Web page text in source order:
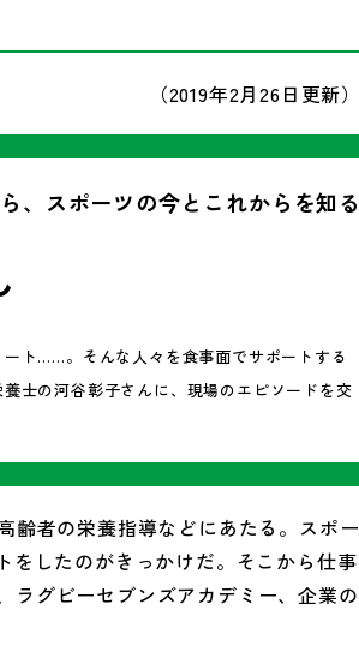
（2019年2月26日更新）
、スポーツの今とこれからを知る
ト……。そんな人々を食事面でサポートする
士の河谷彰子さんに、現場のエピソードを交
齢者の栄養指導などにあたる。スポー
をしたのがきっかけだ。そこから仕事
ラグビーセブンズアカデミー、企業の